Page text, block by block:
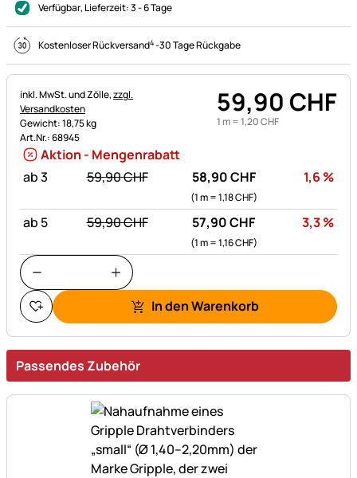
Verfügbar, Lieferzeit:3 - 6 Tage
Kostenloser Rückversand4-30 Tage Rückgabe
Steuerhinweis:
inkl. MwSt. und Zölle,zzgl.
Versandkosten
Gewicht: 18,75 kg
Art.Nr.: 68945
59,90 CHF
1 m =1,20CHF
Aktion - Mengenrabatt
ab 3
statt:
59,90CHF 58,90CHF
(1 m =1,18CHF)
1,6 %
ab 5 statt:
59,90CHF 57,90CHF
(1 m =1,16CHF)
3,3%
In den Warenkorb
Passendes Zubehör